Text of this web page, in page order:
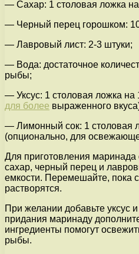
— Сахар: 1 столовая ложка
— Черный перец горошком:
— Лавровый лист: 2-3 штуки;
— Вода: достаточное
рыбы;
— Уксус: 1 столовая ложка на
для более выраженного
— Лимонный сок: 1 столовая
(опционально, для
Для приготовления маринада
сахар, черный перец и
емкости. Перемешайте, пока
растворятся.
При желании добавьте уксус
придания маринаду
ингредиенты помогут
рыбы.